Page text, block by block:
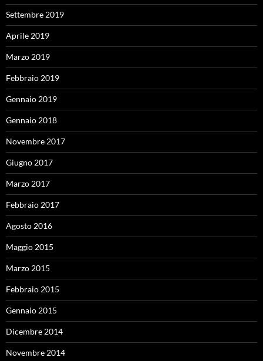
Settembre 2019
Aprile 2019
Marzo 2019
Febbraio 2019
Gennaio 2019
Gennaio 2018
Novembre 2017
Giugno 2017
Marzo 2017
Febbraio 2017
Agosto 2016
Maggio 2015
Marzo 2015
Febbraio 2015
Gennaio 2015
Dicembre 2014
Novembre 2014